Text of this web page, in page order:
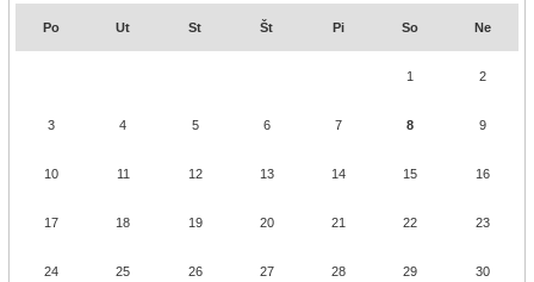
Po Ut St Št Pi So Ne
1 2
3 4 5 6 7 8 9
10 11 12 13 14 15 16
17 18 19 20 21 22 23
24 25 26 27 28 29 30